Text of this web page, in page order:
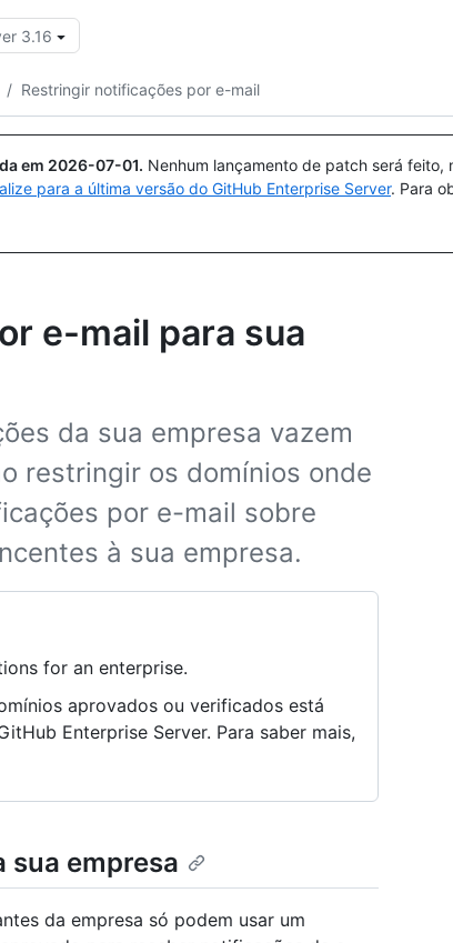
3.16
/ Restringir notificações por e-mail
em 2026-07-01. Nenhum lançamento de patch será
para a última versão do GitHub Enterprise Server. Para
e-mail para sua
da sua empresa vazem
restringir os domínios onde
por e-mail sobre
à sua empresa.
for an enterprise.
aprovados ou verificados está
Enterprise Server. Para saber mais,
sua empresa
da empresa só podem usar um